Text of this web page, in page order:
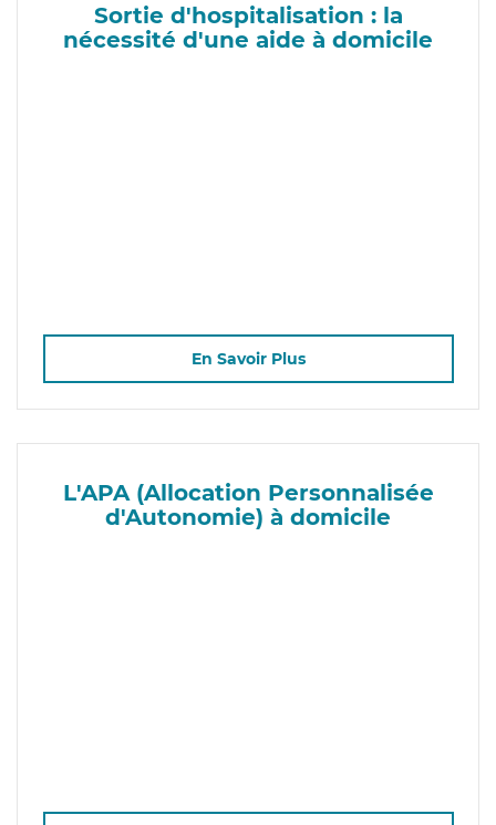
Sortie d'hospitalisation : la
nécessité d'une aide à domicile
En Savoir Plus
L'APA (Allocation Personnalisée
d'Autonomie) à domicile